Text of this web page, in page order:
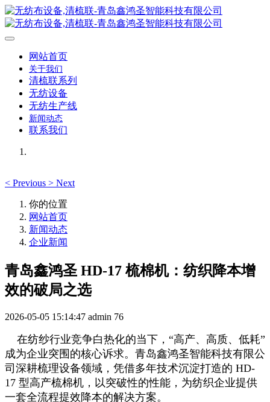
网站首页
关于我们
清梳联系列
无纺设备
无纺生产线
新闻动态
联系我们
< Previous > Next
你的位置
网站首页
新闻动态
企业新闻
青岛鑫鸿圣 HD-17 梳棉机：纺织降本增
效的破局之选
2026-05-05 15:14:47 admin 76
在纺纱行业竞争白热化的当下，“高产、高质、低耗”
成为企业突围的核心诉求。青岛鑫鸿圣智能科技有限公
司深耕梳理设备领域，凭借多年技术沉淀打造的 HD-
17 型高产梳棉机，以突破性的性能，为纺织企业提供
一套全流程提效降本的解决方案。